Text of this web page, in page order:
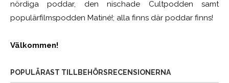
nördiga poddar, den nischade Cultpodden samt
populärfilmspodden Matiné!; alla finns där poddar finns!
Välkommen!
POPULÄRAST TILLBEHÖRSRECENSIONERNA